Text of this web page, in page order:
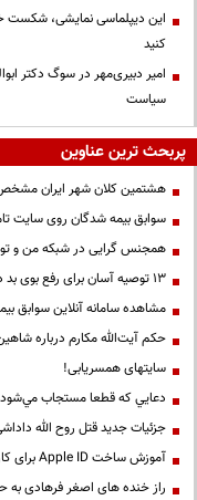
این دیپلماسی نمایشی، شکست
کنید
امیر دبیری‌مهر در سوگ دکتر
سیاست
پربحث ترین عناوین
هشتمین کلان شهر ایران
سوابق بیمه شدگان روی سایت
همجنس گرایی در شبکه من و تو
13 توصیه آسان برای رفع بوی بد دهان
مشاهده سامانه آنلاين سوابق
حكم آيت‌الله مكارم درباره
سایتهای همسریابی!
دعايي كه قطعا مستجاب مي‌شود
جزئیات جدید قتل روح الله
آموزش ساخت Apple ID برای کاربران ایرانی
راز خنده های اصغر فرهادی به